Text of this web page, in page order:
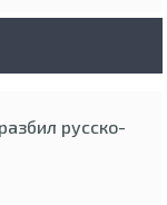
русско-